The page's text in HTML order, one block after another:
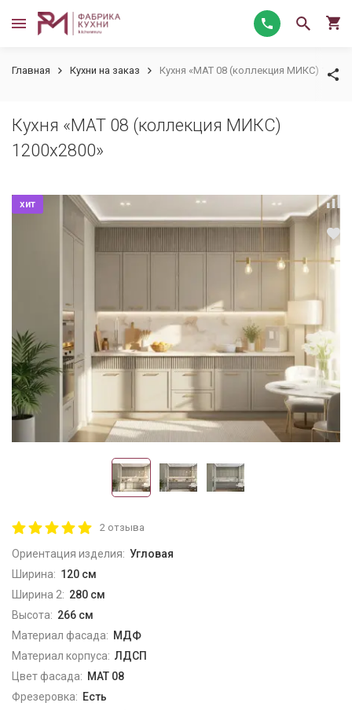
Главная Кухни на заказ Кухня «МАТ 08 (коллекция МИКС)
Кухня «МАТ 08 (коллекция МИКС)
1200х2800»
хит
2 отзыва
Ориентация изделия: Угловая
Ширина: 120 см
Ширина 2: 280 см
Высота: 266 см
Материал фасада: МДФ
Материал корпуса: ЛДСП
Цвет фасада: МАТ 08
Фрезеровка: Есть